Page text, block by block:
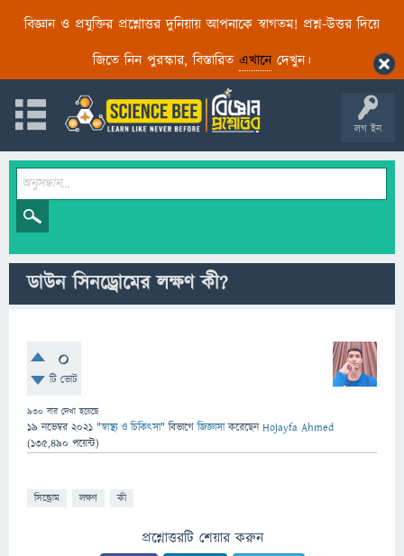
বিজ্ঞান ও প্রযুক্তির প্রশ্নোত্তর দুনিয়ায় আপনাকে স্বাগতম! প্রশ্ন-উত্তর দিয়ে
জিতে নিন পুরস্কার, বিস্তারিত এখানেদেখুন।
লগ ইন
ডাউন সিনড্রোমের লক্ষণ কী?
0
টি ভোট
930 বার দেখা হয়েছে
19 নভেম্বর 2021 "স্বাস্থ্য ও চিকিৎসা" বিভাগে জিজ্ঞাসাকরেছেনHojayfa Ahmed
(135,490 পয়েন্ট)
সিন্ড্রোম লক্ষণ কী
প্রশ্নোত্তরটি শেয়ার করুন